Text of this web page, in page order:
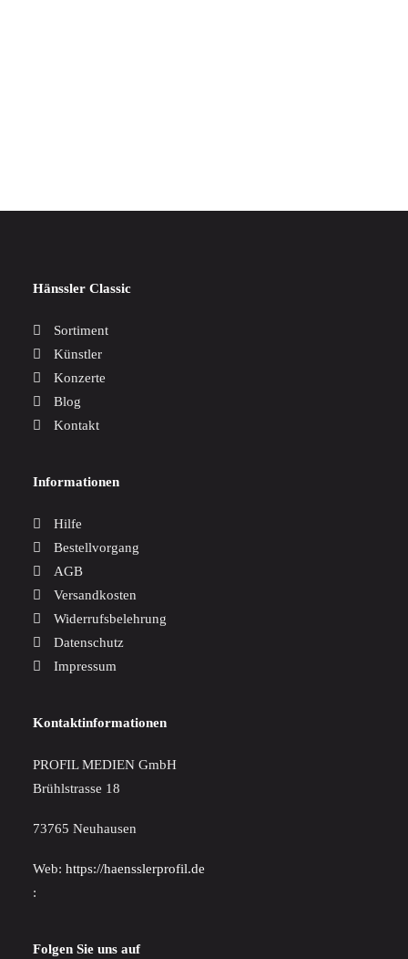
Hänssler Classic
Sortiment
Künstler
Konzerte
Blog
Kontakt
Informationen
Hilfe
Bestellvorgang
AGB
Versandkosten
Widerrufsbelehrung
Datenschutz
Impressum
Kontaktinformationen
PROFIL MEDIEN GmbH
Brühlstrasse 18
73765 Neuhausen
Web: https://haensslerprofil.de
:
Folgen Sie uns auf